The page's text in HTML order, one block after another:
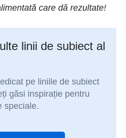
care dă rezultate!
linii de subiect al
pe liniile de subiect
găsi inspirație pentru
speciale.